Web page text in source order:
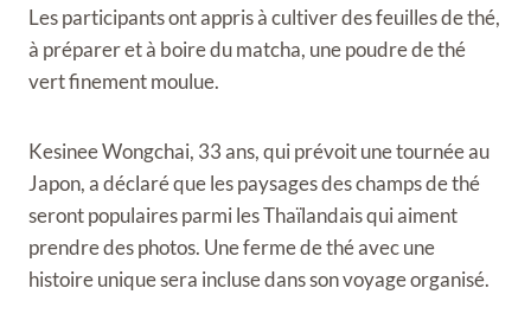
Les participants ont appris à cultiver des feuilles de thé,
à préparer et à boire du matcha, une poudre de thé
vert finement moulue.
Kesinee Wongchai, 33 ans, qui prévoit une tournée au
Japon, a déclaré que les paysages des champs de thé
seront populaires parmi les Thaïlandais qui aiment
prendre des photos. Une ferme de thé avec une
histoire unique sera incluse dans son voyage organisé.